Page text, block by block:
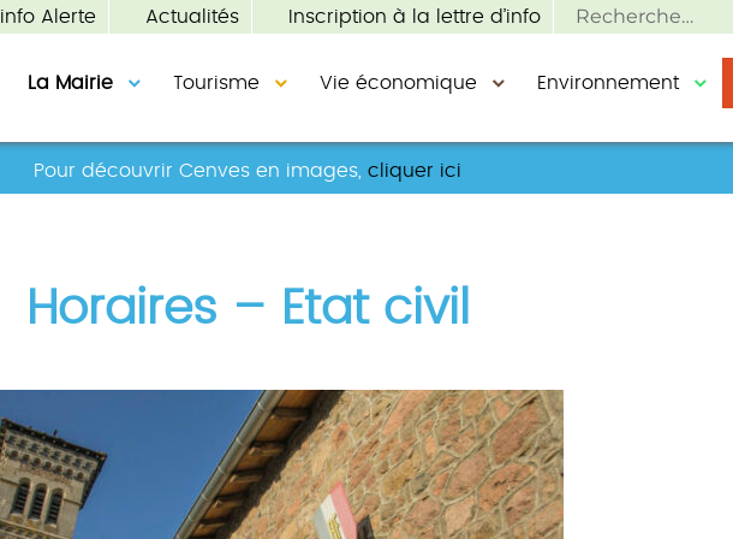
info Alerte Actualités Inscription à la lettre d’info
Recherche
La Mairie Tourisme Vie économique Environnement
Pour découvrir Cenves en images, cliquer ici
Horaires – Etat civil